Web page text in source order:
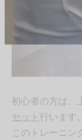
初心者の方は、
セット 行います。
このトレーニン